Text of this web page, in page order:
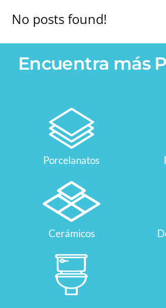
No posts found!
Encuentra más
Porcelanatos
Cerámicos